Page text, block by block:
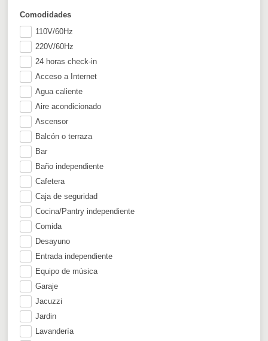
Comodidades
110V/60Hz
220V/60Hz
24 horas check-in
Acceso a Internet
Agua caliente
Aire acondicionado
Ascensor
Balcón o terraza
Bar
Baño independiente
Cafetera
Caja de seguridad
Cocina/Pantry independiente
Comida
Desayuno
Entrada independiente
Equipo de música
Garaje
Jacuzzi
Jardin
Lavandería